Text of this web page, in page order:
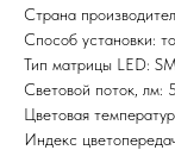
Страна
Способ установки:
Тип матрицы LED:
Световой поток, лм:
Цветовая
Индекс